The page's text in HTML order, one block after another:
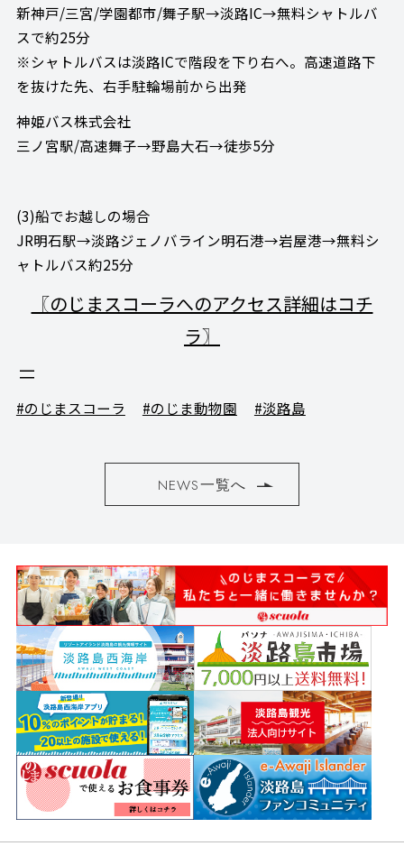
新神戸/三宮/学園都市/舞子駅→淡路IC→無料シャトルバ
スで約25分
※シャトルバスは淡路ICで階段を下り右へ。高速道路下
を抜けた先、右手駐輪場前から出発
神姫バス株式会社
三ノ宮駅/高速舞子→野島大石→徒歩5分
(3)船でお越しの場合
JR明石駅→淡路ジェノバライン明石港→岩屋港→無料シ
ャトルバス約25分
〖のじまスコーラへのアクセス詳細はコチ
ラ〗
#のじまスコーラ #のじま動物園 #淡路島
NEWS一覧へ